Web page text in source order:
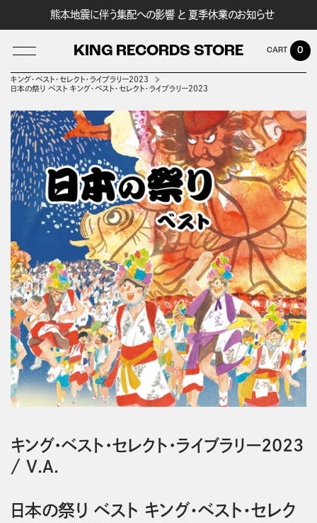
熊本地震に伴う集配への影響 と 夏季休業のお知らせ
KING RECORDS STORE
LOG IN
0
キング・ベスト・セレクト・ライブラリー２０２３
日本の祭り ベスト キング・ベスト・セレクト・ライブラリー2023
キング・ベスト・セレクト・ライブラリー２０２３
/ V.A.
日本の祭り ベスト キング・ベスト・セレク